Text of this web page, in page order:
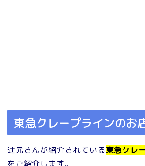
東急クレープラインのお
辻元さんが紹介されている東急クレ
をご紹介します。